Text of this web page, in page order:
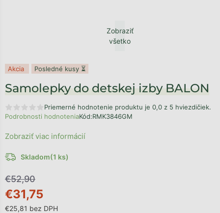
Zobraziť
všetko
Akcia Posledné kusy ⏳
Samolepky do detskej izby BALON
Priemerné hodnotenie produktu je 0,0 z 5 hviezdičiek.
Podrobnosti hodnoteniaKód:RMK3846GM
€52,90
€31,75
€25,81 bez DPH
Skladom(1 ks)
Zobraziť viac informácií